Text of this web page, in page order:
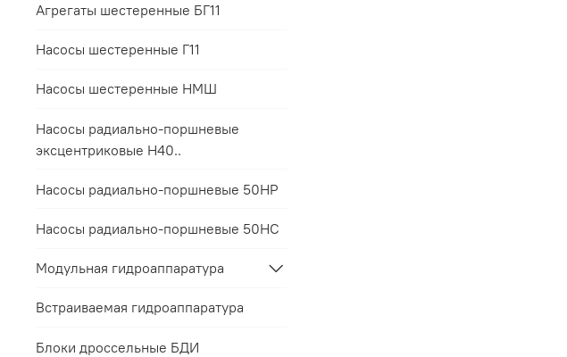
Агрегаты шестеренные БГ11
Насосы шестеренные Г11
Насосы шестеренные НМШ
Насосы радиально-поршневые
эксцентриковые Н40..
Насосы радиально-поршневые 50НР
Насосы радиально-поршневые 50НС
Модульная гидроаппаратура
Встраиваемая гидроаппаратура
Блоки дроссельные БДИ